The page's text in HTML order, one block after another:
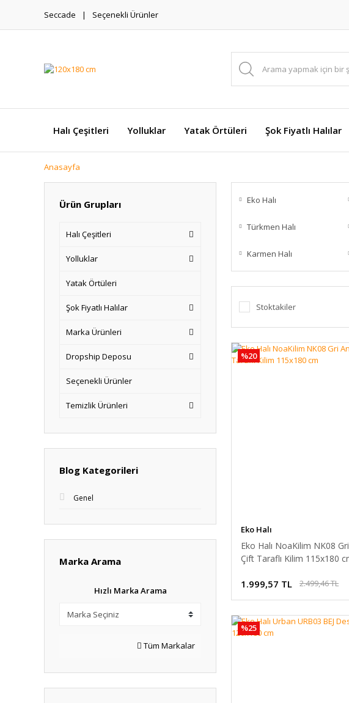
Seccade Seçenekli Ürünler
Halı Çeşitleri Yolluklar Yatak Örtüleri Şok Fiyatlı Halılar
Anasayfa
Ürün Grupları
Halı Çeşitleri
Yolluklar
Yatak Örtüleri
Şok Fiyatlı Halılar
Marka Ürünleri
Dropship Deposu
Seçenekli Ürünler
Temizlik Ürünleri
Blog Kategorileri
Genel
Marka Arama
Hızlı Marka Arama
Tüm Markalar
Eko Halı
Türkmen Halı
Karmen Halı
Stoktakiler
%20
Eko Halı
Eko Halı NoaKilim NK08
Çift Taraflı Kilim 115x180
1.999,57 TL 2.499,46 TL
%25